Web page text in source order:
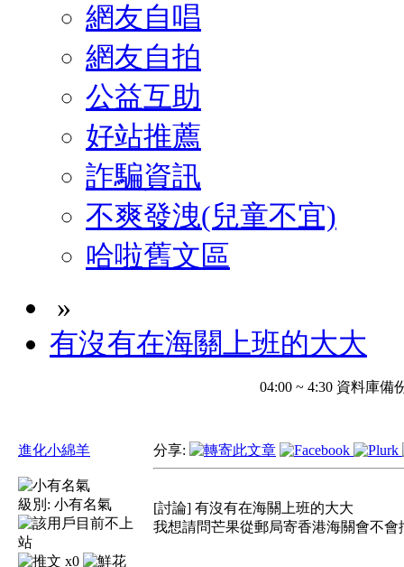
網友自唱
網友自拍
公益互助
好站推薦
詐騙資訊
不爽發洩(兒童不宜)
哈啦舊文區
»
有沒有在海關上班的大大
04:00 ~ 4:30 資料庫
進化小綿羊
級別: 小有名氣
x0
分享:
[討論] 有沒有在海關上班的大大
我想請問芒果從郵局寄香港海關會不